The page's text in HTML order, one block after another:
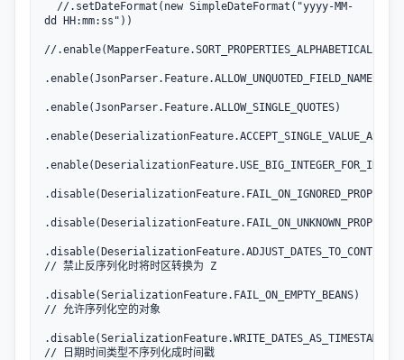
dd HH:mm:ss"))
//.enable(MapperFeature.SORT_PROPERTIES_ALPHABETICALLY)
.enable(JsonParser.Feature.ALLOW_UNQUOTED_FIELD_NAMES)
.enable(JsonParser.Feature.ALLOW_SINGLE_QUOTES)
.enable(DeserializationFeature.USE_BIG_INTEGER_FOR_INTS)
// 禁止反序列化时将时区转换为 Z
.disable(SerializationFeature.FAIL_ON_EMPTY_BEANS)
// 允许序列化空的对象
.disable(SerializationFeature.WRITE_DATES_AS_TIMESTAMPS)
// 日期时间类型不序列化成时间戳